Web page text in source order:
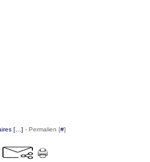
[ ] - Permalien [#]